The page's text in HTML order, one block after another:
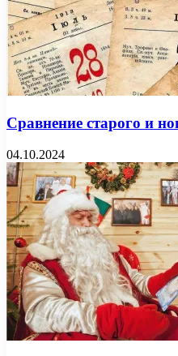
Сравнение старого и
04.10.2024